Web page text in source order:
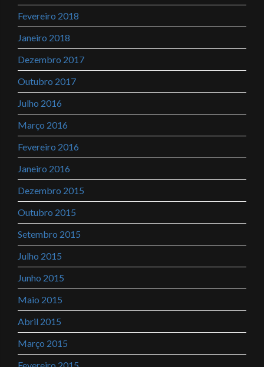
Fevereiro 2018
Janeiro 2018
Dezembro 2017
Outubro 2017
Julho 2016
Março 2016
Fevereiro 2016
Janeiro 2016
Dezembro 2015
Outubro 2015
Setembro 2015
Julho 2015
Junho 2015
Maio 2015
Abril 2015
Março 2015